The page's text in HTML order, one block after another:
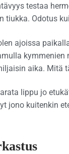
testaa
tiukka. Odotus
ajoissa
kymmenien
aika. Mitä
lippu jo
jono kuitenkin